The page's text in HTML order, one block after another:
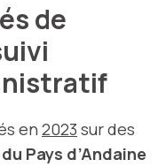
de
en 2023 sur des
Pays d’Andaine